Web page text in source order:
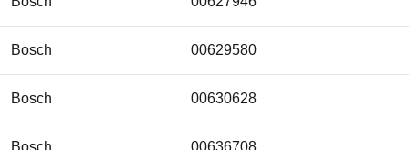
Bosch 00629580
Bosch 00630628
Bosch 00636708